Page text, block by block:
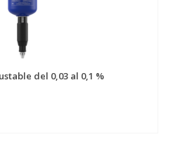
del 0,03 al 0,1 %